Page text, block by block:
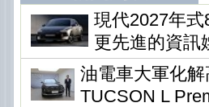
現代2027年
更先進的資訊
油電車大軍化
TUCSON L